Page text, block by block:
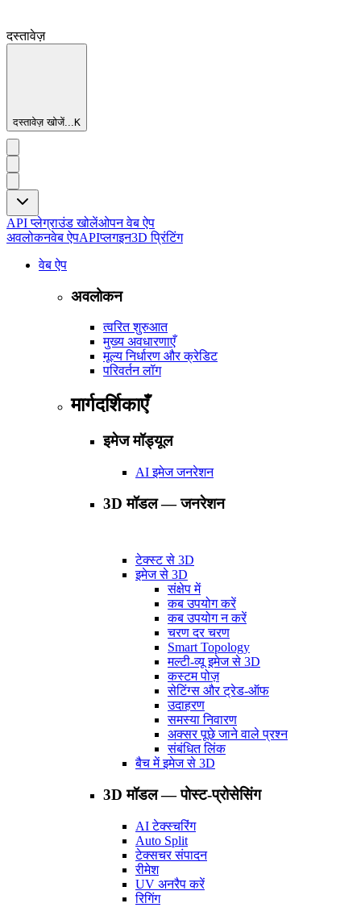
दस्तावेज़
दस्तावेज़ खोजें...K
API प्लेग्राउंड खोलेंओपन वेब ऐप
अवलोकनवेब ऐपAPIप्लगइन3D प्रिंटिंग
वेब ऐप
अवलोकन
त्वरित शुरुआत
मुख्य अवधारणाएँ
मूल्य निर्धारण और क्रेडिट
परिवर्तन लॉग
मार्गदर्शिकाएँ
इमेज मॉड्यूल
AI इमेज जनरेशन
3D मॉडल — जनरेशन
टेक्स्ट से 3D
इमेज से 3D
संक्षेप में
कब उपयोग करें
कब उपयोग न करें
चरण दर चरण
Smart Topology
मल्टी-व्यू इमेज से 3D
कस्टम पोज़
सेटिंग्स और ट्रेड-ऑफ
उदाहरण
समस्या निवारण
अक्सर पूछे जाने वाले प्रश्न
संबंधित लिंक
बैच में इमेज से 3D
3D मॉडल — पोस्ट-प्रोसेसिंग
AI टेक्स्चरिंग
Auto Split
टेक्सचर संपादन
रीमेश
UV अनरैप करें
रिगिंग